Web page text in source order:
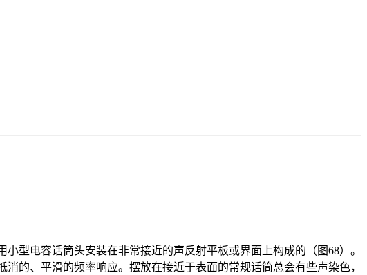
电容话筒头安装在非常接近的声反射平板或界面上构成的（图68）。
的、平滑的频率响应。摆放在接近于表面的常规话筒总会有些声染色，